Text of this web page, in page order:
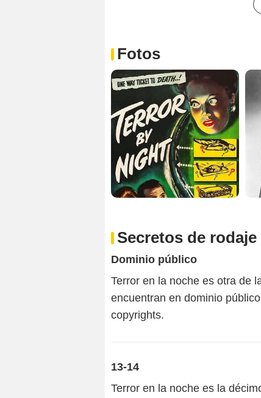
Fotos
Secretos de rodaje
Dominio público
Terror en la noche es otra de
encuentran en dominio
copyrights.
13-14
Terror en la noche es la